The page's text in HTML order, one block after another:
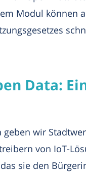
Modul können
Data:
geben wir
von IoT-
sie den